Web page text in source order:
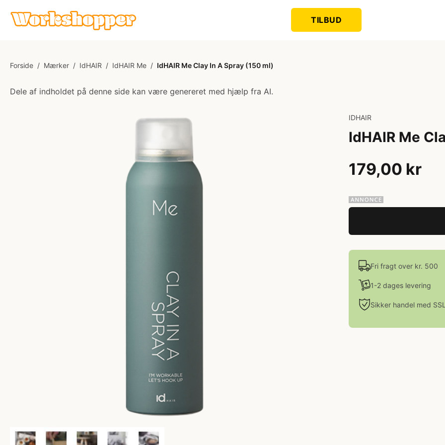
TILBUD
Forside / Mærker / IdHAIR / IdHAIR Me / IdHAIR Me Clay In A Spray (150 ml)
Dele af indholdet på denne side kan være genereret med hjælp fra AI.
IDHAIR
IdHAIR Me
179,00 kr
Fri fragt over kr. 500
1-2 dages levering
Sikker handel med